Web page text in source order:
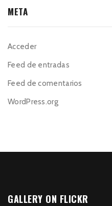
META
Acceder
Feed de entradas
Feed de comentarios
WordPress.org
GALLERY ON FLICKR